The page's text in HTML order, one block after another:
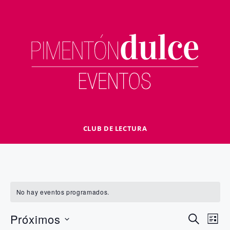
CLUB DE LECTURA
No hay eventos programados.
N
B
N
L
Próximos